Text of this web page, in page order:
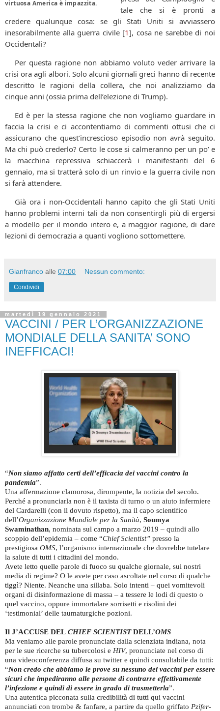
virtuosa America è impazzita.
tale che si è pronti a
credere qualunque cosa: se gli Stati Uniti si avviassero
inesorabilmente alla guerra civile [1], cosa ne sarebbe di noi
Occidentali?
Per questa ragione non abbiamo voluto veder arrivare la
crisi ora agli albori. Solo alcuni giornali greci hanno di recente
descritto le ragioni della collera, che noi analizziamo da
cinque anni (ossia prima dell’elezione di Trump).
Ed è per la stessa ragione che non vogliamo guardare in
faccia la crisi e ci accontentiamo di commenti ottusi che ci
assicurano che quest’increscioso episodio non avrà seguito.
Ma chi può crederlo? Certo le cose si calmeranno per un po’ e
la macchina repressiva schiaccerà i manifestanti del 6
gennaio, ma si tratterà solo di un rinvio e la guerra civile non
si farà attendere.
Già ora i non-Occidentali hanno capito che gli Stati Uniti
hanno problemi interni tali da non consentirgli più di ergersi
a modello per il mondo intero e, a maggior ragione, di dare
lezioni di democrazia a quanti vogliono sottomettere.
Gianfranco alle 07:00 Nessun commento:
Condividi
martedì 19 gennaio 2021
VACCINI / PER L’ORGANIZZAZIONE
MONDIALE DELLA SANITA’ SONO
INEFFICACI!
“Non siamo affatto certi dell’efficacia dei vaccini contro la
pandemia”.
Una affermazione clamorosa, dirompente, la notizia del secolo.
Perché a pronunciarla non è il taxista di turno o un aiuto infermiere
del Cardarelli (con il dovuto rispetto), ma il capo scientifico
dell’Organizzazione Mondiale per la Sanità, Soumya
Swaminathan, nominata sul campo a marzo 2019 – quindi allo
scoppio dell’epidemia – come “Chief Scientist” presso la
prestigiosa OMS, l’organismo internazionale che dovrebbe tutelare
la salute di tutti i cittadini del mondo.
Avete letto quelle parole di fuoco su qualche giornale, sui nostri
media di regime? O le avete per caso ascoltate nel corso di qualche
tiggì? Niente. Neanche una sillaba. Solo intenti – quei vomitevoli
organi di disinformazione di massa – a tessere le lodi di questo o
quel vaccino, oppure immortalare sorrisetti e risolini dei
‘testimonial’ delle taumaturgiche pozioni.
Il J’ACCUSE DEL CHIEF SCIENTISTDELL’OMS
Ma veniamo alle parole pronunciate dalla scienziata indiana, nota
per le sue ricerche su tubercolosi e HIV, pronunciate nel corso di
una videoconferenza diffusa su twitter e quindi consultabile da tutti:
“Non credo che abbiamo le prove su nessuno dei vaccini per essere
sicuri che impediranno alle persone di contrarre effettivamente
l’infezione e quindi di essere in grado di trasmetterla”.
Una autentica picconata sulla credibilità di tutti qui vaccini
annunciati con trombe & fanfare, a partire da quello griffato Pzifer-